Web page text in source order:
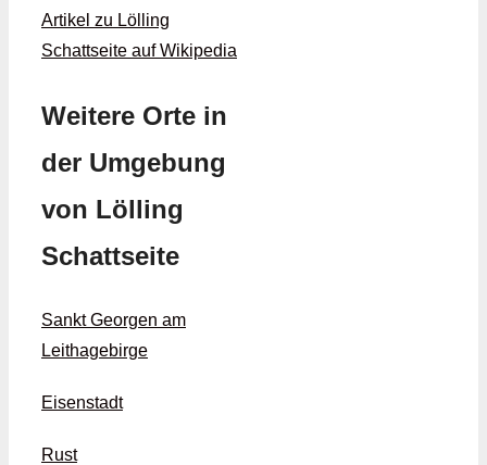
Artikel zu Lölling
Schattseite auf Wikipedia
Weitere Orte in
der Umgebung
von Lölling
Schattseite
Sankt Georgen am
Leithagebirge
Eisenstadt
Rust